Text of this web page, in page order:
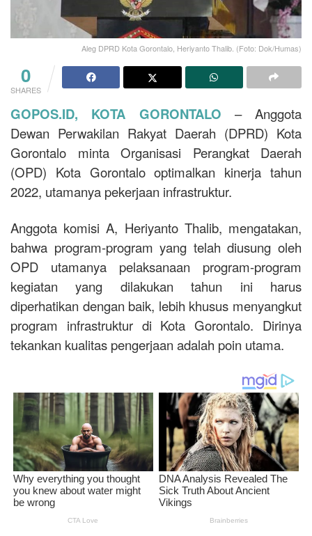
Aleg DPRD Kota Gorontalo, Heriyanto Thalib. (Foto: Dok/Humas)
0
SHARES
GOPOS.ID, KOTA GORONTALO
– Anggota
Dewan Perwakilan Rakyat Daerah (DPRD) Kota
Gorontalo minta Organisasi Perangkat Daerah
(OPD) Kota Gorontalo optimalkan kinerja tahun
2022, utamanya pekerjaan infrastruktur.
Anggota komisi A, Heriyanto Thalib, mengatakan,
bahwa program-program yang telah diusung oleh
OPD utamanya pelaksanaan program-program
kegiatan yang dilakukan tahun ini harus
diperhatikan dengan baik, lebih khusus menyangkut
program infrastruktur di Kota Gorontalo. Dirinya
tekankan kualitas pengerjaan adalah poin utama.